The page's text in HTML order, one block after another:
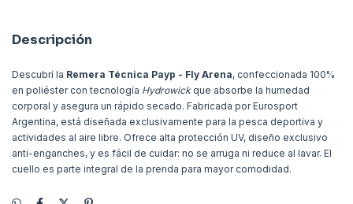
Descripción
Descubrí la Remera Técnica Payp - Fly Arena, confeccionada 100%
en poliéster con tecnología Hydrowickque absorbe la humedad
corporal y asegura un rápido secado. Fabricada por Eurosport
Argentina, está diseñada exclusivamente para la pesca deportiva y
actividades al aire libre. Ofrece alta protección UV, diseño exclusivo
anti-enganches, y es fácil de cuidar: no se arruga ni reduce al lavar. El
cuello es parte integral de la prenda para mayor comodidad.